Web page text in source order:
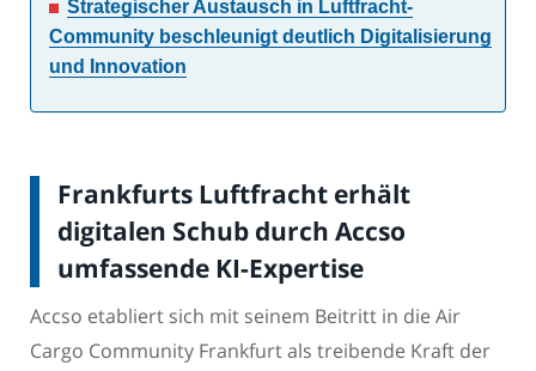
Strategischer Austausch in Luftfracht-
Community beschleunigt deutlich Digitalisierung
und Innovation
Frankfurts Luftfracht erhält
digitalen Schub durch Accso
umfassende KI-Expertise
Accso etabliert sich mit seinem Beitritt in die Air
Cargo Community Frankfurt als treibende Kraft der